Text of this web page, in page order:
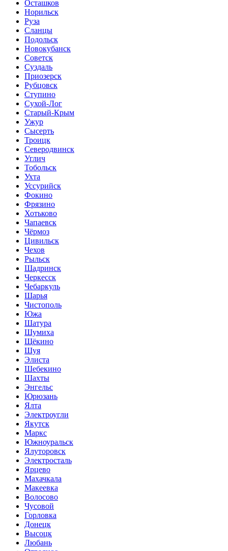
Осташков
Норильск
Руза
Сланцы
Подольск
Новокубанск
Советск
Суздаль
Приозерск
Рубцовск
Ступино
Сухой-Лог
Старый-Крым
Ужур
Сысерть
Троицк
Северодвинск
Углич
Тобольск
Ухта
Уссурийск
Фокино
Фрязино
Хотьково
Чапаевск
Чёрмоз
Цивильск
Чехов
Рыльск
Шадринск
Черкесск
Чебаркуль
Шарья
Чистополь
Южа
Шатура
Шумиха
Щёкино
Шуя
Элиста
Шебекино
Шахты
Энгельс
Юрюзань
Ялта
Электроугли
Якутск
Маркс
Южноуральск
Ялуторовск
Электросталь
Ярцево
Махачкала
Макеевка
Волосово
Чусовой
Горловка
Донецк
Высоцк
Любань